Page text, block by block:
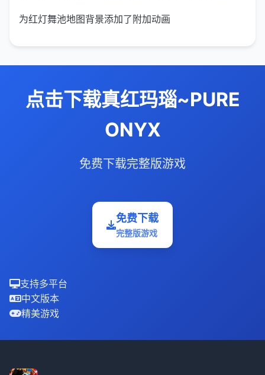
为红灯舞池地图背景添加了附加动画
点击下载真红玛瑙~PURE
ONYX
免费下载完整版游戏
免费下载
完整版游戏
支持多平台
中文版本
精美游戏